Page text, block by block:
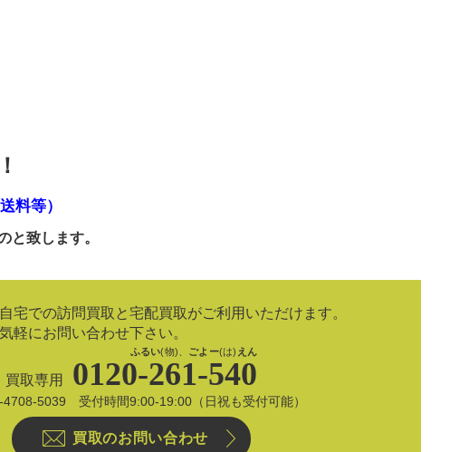
料等）
と致します。
宅での訪問買取と宅配買取がご利用いただけます。
軽にお問い合わせ下さい。
ふるい(物)、 ごよー(は) えん
買取専用 0120-261-540
4708-5039 受付時間9:00-19:00（日祝も受付可能）
買取のお問い合わせ